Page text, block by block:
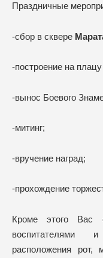
Праздничные
-сбор в сквере
-построение на
-вынос Боевого
-митинг;
-вручение наград;
-прохождение
Кроме этого Вас
воспитателями
расположения рот,